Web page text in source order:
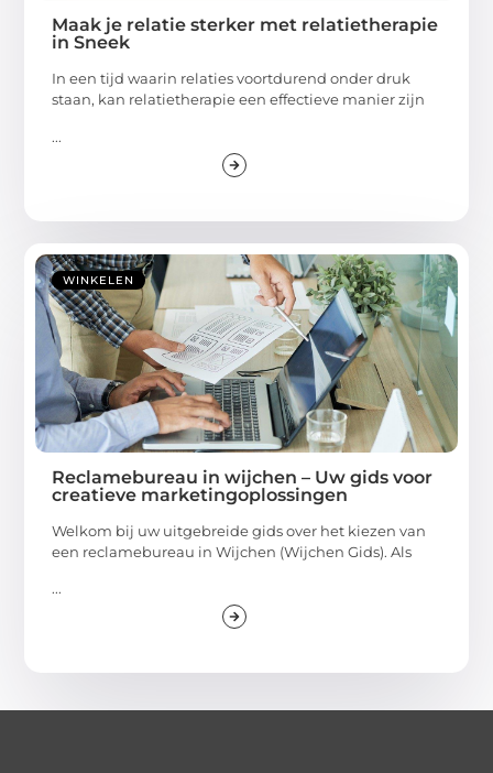
Maak je relatie sterker met relatietherapie
in Sneek
In een tijd waarin relaties voortdurend onder druk
staan, kan relatietherapie een effectieve manier zijn
...
WINKELEN
Reclamebureau in wijchen – Uw gids voor
creatieve marketingoplossingen
Welkom bij uw uitgebreide gids over het kiezen van
een reclamebureau in Wijchen (Wijchen Gids). Als
...